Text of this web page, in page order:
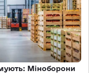
Міноборони